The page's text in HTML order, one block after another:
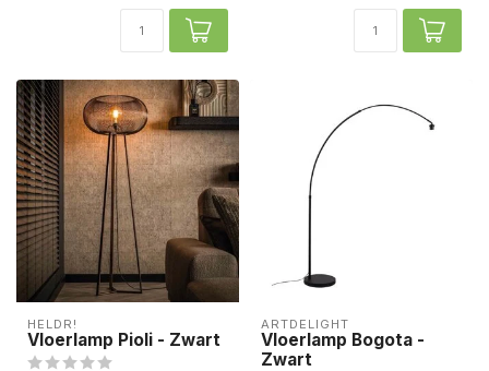
HELDR!
Vloerlamp Pioli - Zwart
ARTDELIGHT
Vloerlamp Bogota -
Zwart